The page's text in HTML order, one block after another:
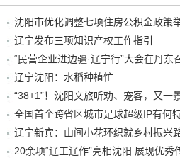
沈阳市优化调整七项住房公积金政策
辽宁发布三项知识产权工作指引
“民营企业进边疆·辽宁行”大会在丹东
辽宁沈阳：水稻种植忙
辽宁新宾：山间小花环织就乡村振兴
20余项“辽工辽作”亮相沈阳 展现优秀